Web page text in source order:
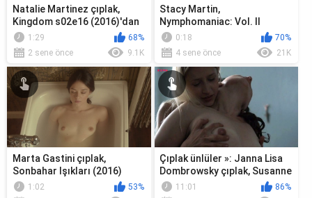
Natalie Martinez çıplak,
Kingdom s02e16 (2016)'dan
seks sahnesi
1:29
68%
2 sene önce
9.1K
Stacy Martin,
Nymphomaniac: Vol. II
0:18
70%
4 sene önce
21K
Marta Gastini çıplak,
Sonbahar Işıkları (2016)
filminden seks sahnesi
1:02
53%
Çıplak ünlüler »: Janna Lisa
Dombrowsky çıplak, Susanne
Sachße çıplak - Bandaged (...
11:01
86%